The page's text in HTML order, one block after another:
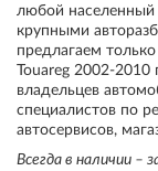
любой
крупными
предлагаем
Touareg 2002-
владельцев
специалистов по
автосервисов,
Всегда в наличии –